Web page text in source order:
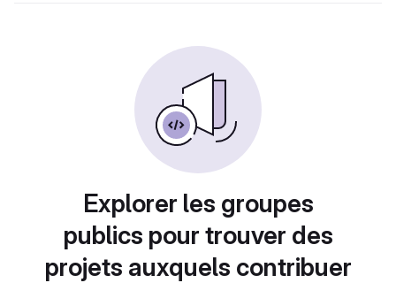
Explorer les groupes
publics pour trouver des
projets auxquels contribuer